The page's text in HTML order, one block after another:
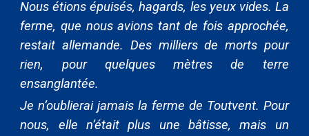
Nous étions épuisés, hagards, les yeux vides. La
ferme, que nous avions tant de fois approchée,
restait allemande. Des milliers de morts pour
rien, pour quelques mètres de terre
ensanglantée.
Je n’oublierai jamais la ferme de Toutvent. Pour
nous, elle n’était plus une bâtisse, mais un